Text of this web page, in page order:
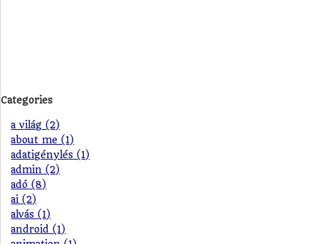
Categories
a világ (2)
about me (1)
adatigénylés (1)
admin (2)
adó (8)
ai (2)
alvás (1)
android (1)